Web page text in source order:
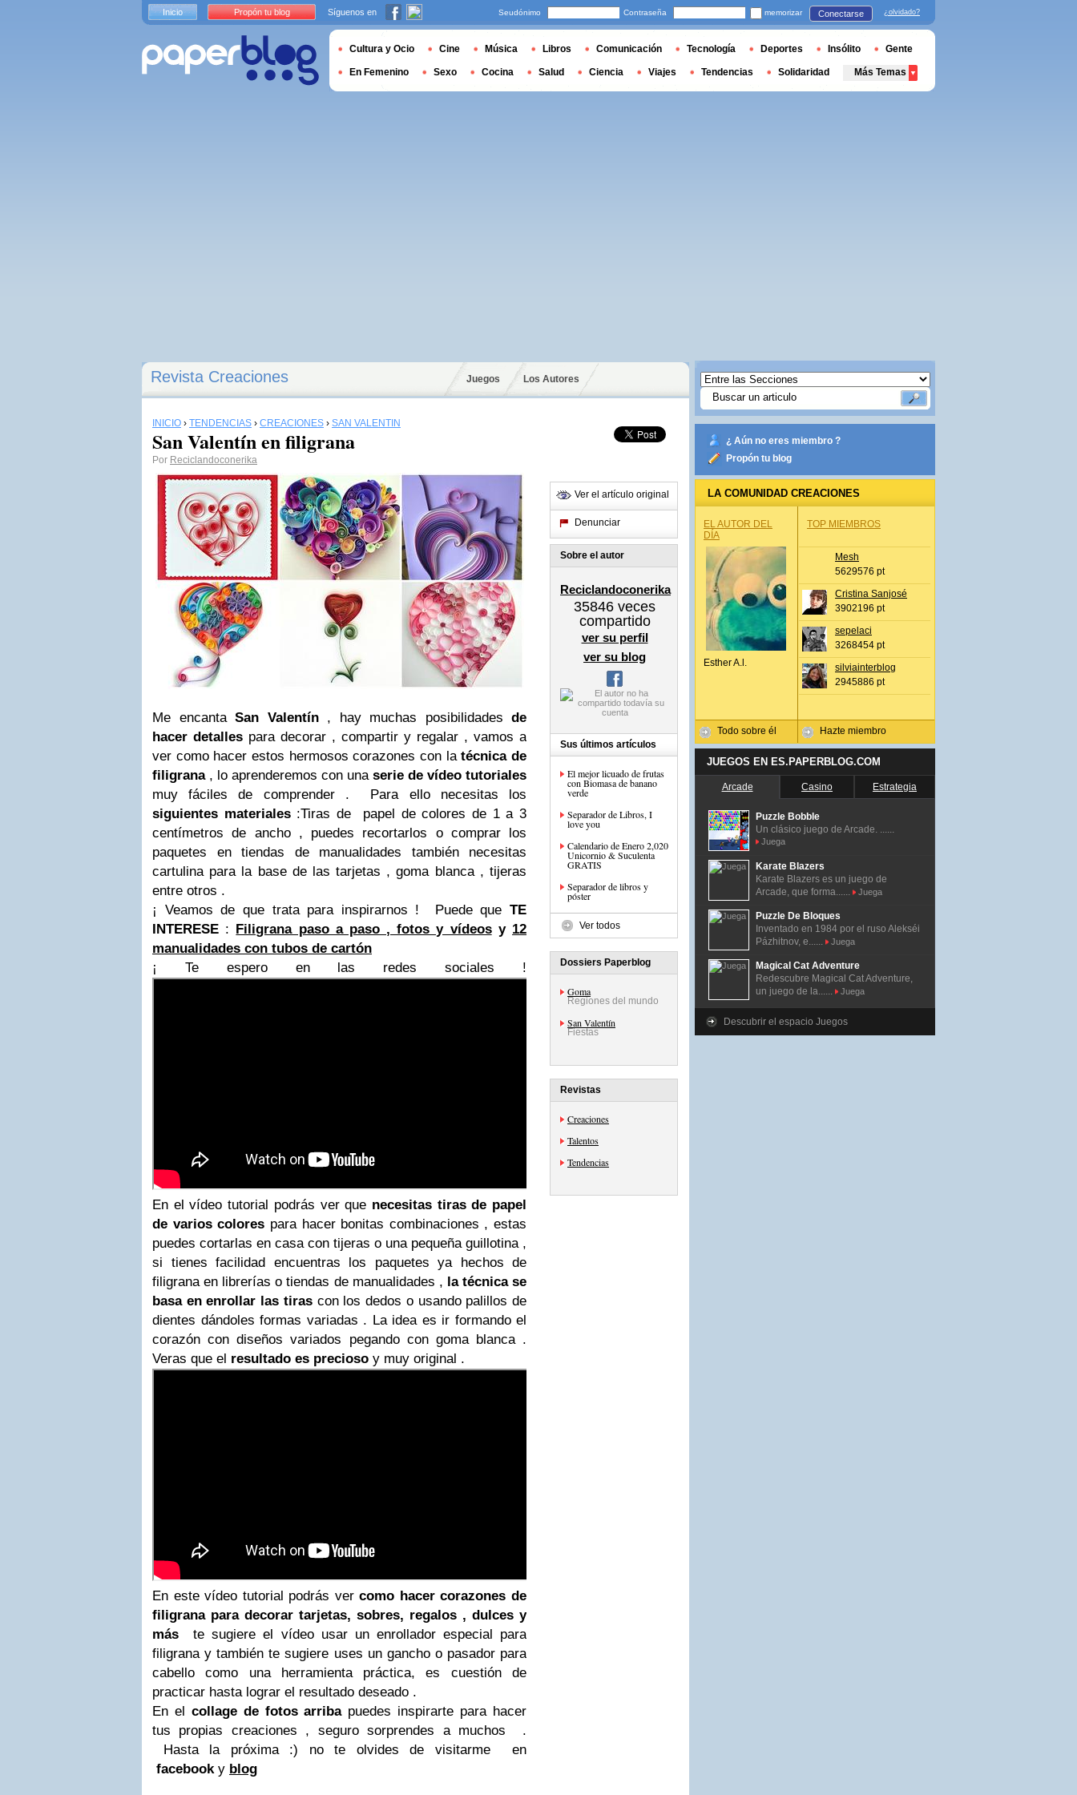
Revista Creaciones Juegos Los Autores
INICIO › TENDENCIAS › CREACIONES › SAN VALENTÍN
San Valentín en filigrana
Por Reciclandoconerika
Me encanta San Valentín, hay muchas posibilidades de
hacer detalles para decorar , compartir y regalar , vamos a
ver como hacer estos hermosos corazones con latécnica de
filigrana, lo aprenderemos con una serie de vídeo tutoriales
muy fáciles de comprender .
Para ello necesitas los
siguientes materiales:Tiras de papel de colores de 1 a 3
centímetros de ancho , puedes recortarlos o comprar los
paquetes en tiendas de manualidades también necesitas
cartulina para la base de las tarjetas , goma blanca , tijeras
entre otros .
¡ Veamos de que trata para inspirarnos !
Puede queTE
INTERESE : Filigrana paso a paso , fotos y vídeosy 12
manualidades con tubos de cartón
¡ Te espero en las redes sociales !
En el vídeo tutorial podrás ver que necesitas tiras de papel
de varios colores para hacer bonitas combinaciones , estas
puedes cortarlas en casa con tijeras o una pequeña guillotina ,
si tienes facilidad encuentras los paquetes ya hechos de
filigrana en librerías o tiendas de manualidades , la técnica se
basa en enrollar las tiras con los dedos o usando palillos de
dientes dándoles formas variadas . La idea es ir formando el
corazón con diseños variados pegando con goma blanca .
Veras que el resultado es precioso y muy original .
En este vídeo tutorial podrás vercomo hacer corazones de
filigrana para decorar tarjetas, sobres, regalos , dulces y
más te sugiere el vídeo usar un enrollador especial para
filigrana y también te sugiere uses un gancho o pasador para
cabello como una herramienta práctica, es cuestión de
practicar hasta lograr el resultado deseado .
En el collage de fotos arriba puedes inspirarte para hacer
tus propias creaciones , seguro sorprendes a muchos .
Hasta la próxima :) no te olvides de visitarme en
facebook y blog
Ver el artículo original
Denunciar
Sobre el autor
Reciclandoconerika
35846 veces
compartido
ver su perfil
ver su blog
Sus últimos artículos
El mejor licuado de frutas
con Biomasa de banano
verde
Separador de Libros, I
love you
Calendario de Enero 2,020
Unicornio & Suculenta
GRATIS
Separador de libros y
póster
Ver todos
Dossiers Paperblog
Goma
Regiones del mundo
San Valentín
Fiestas
Revistas
Creaciones
Talentos
Tendencias
¿ Aún no eres miembro ?
Propón tu blog
LA COMUNIDAD CREACIONES
EL AUTOR DEL
DÍA
Esther A.l.
Todo sobre él
TOP MIEMBROS
Mesh
5629576 pt
Cristina Sanjosé
3902196 pt
sepelaci
3268454 pt
silviainterblog
2945886 pt
Hazte miembro
JUEGOS EN ES.PAPERBLOG.COM
Arcade Casino Estrategia
Puzzle Bobble
Un clásico juego de Arcade. ......
Juega
Karate Blazers
Karate Blazers es un juego de
Arcade, que forma......
Juega
Puzzle De Bloques
Inventado en 1984 por el ruso Alekséi
Pázhitnov, e......
Juega
Magical Cat Adventure
Redescubre Magical Cat Adventure,
un juego de la......
Juega
Descubrir el espacio Juegos
Inicio Propón tu blog Síguenos en Seudónimo Contraseña memorizar Conectarse ¿olvidado?
Cultura y Ocio Cine Música Libros Comunicación Tecnología Deportes Insólito Gente
En Femenino Sexo Cocina Salud Ciencia Viajes Tendencias Solidaridad Más Temas